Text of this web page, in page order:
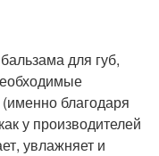
для губ,
благодаря
у производителей
увлажняет и